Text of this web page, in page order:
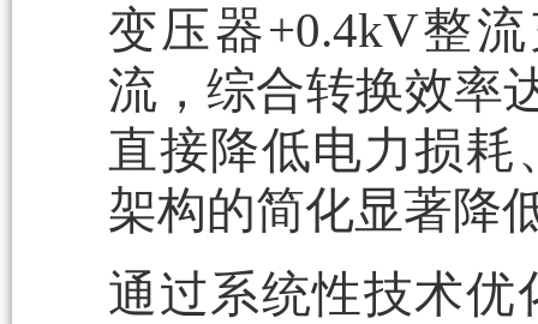
变压器+0.4kV整
流，综合转换效率
直接降低电力损
架构的简化显著降
通过系统性技术优